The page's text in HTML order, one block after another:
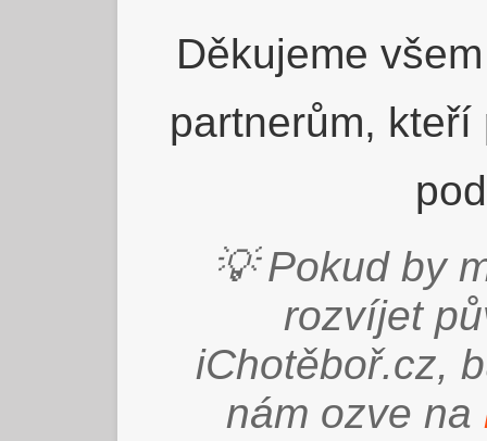
Děkujeme
partnerům,
💡 Pokud by
rozvíjet
iChotěboř.cz,
nám ozve na